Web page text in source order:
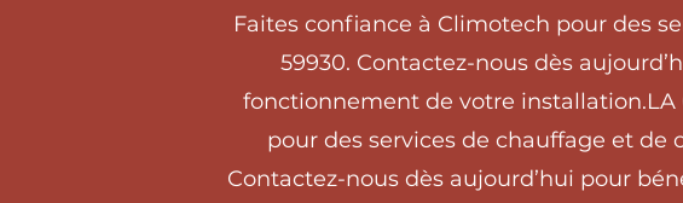
Faites confiance à Climotech pour des
59930. Contactez-nous dès
fonctionnement de votre installation.LA
pour des services de chauffage et de
Contactez-nous dès aujourd’hui pour